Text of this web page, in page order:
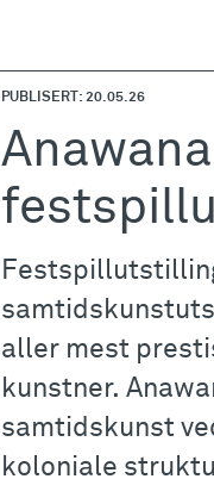
PUBLISERT: 20.05.26
aller mest
kunstner.
samtidskunst
koloniale